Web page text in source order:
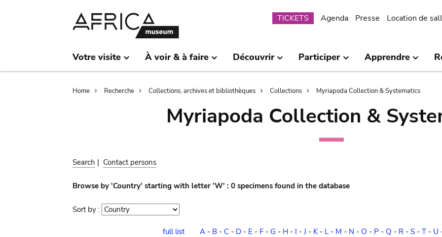
Submenu
TICKETS Agenda Presse Location de
Votre visite À voir & à faire Découvrir Participer Apprendre
Breadcrumb
Home Recherche Collections, archives et bibliothèques Collections Myriapoda Collection & Systematics
Myriapoda Collection &
Search | Contact persons
Browse by 'Country' starting with letter 'W' : 0 specimens found in the database
Sort by : Sort
full list
A - B - C - D - E - F - G - H - I -J - K- L - M - N - O - P - Q - R - S - T - U